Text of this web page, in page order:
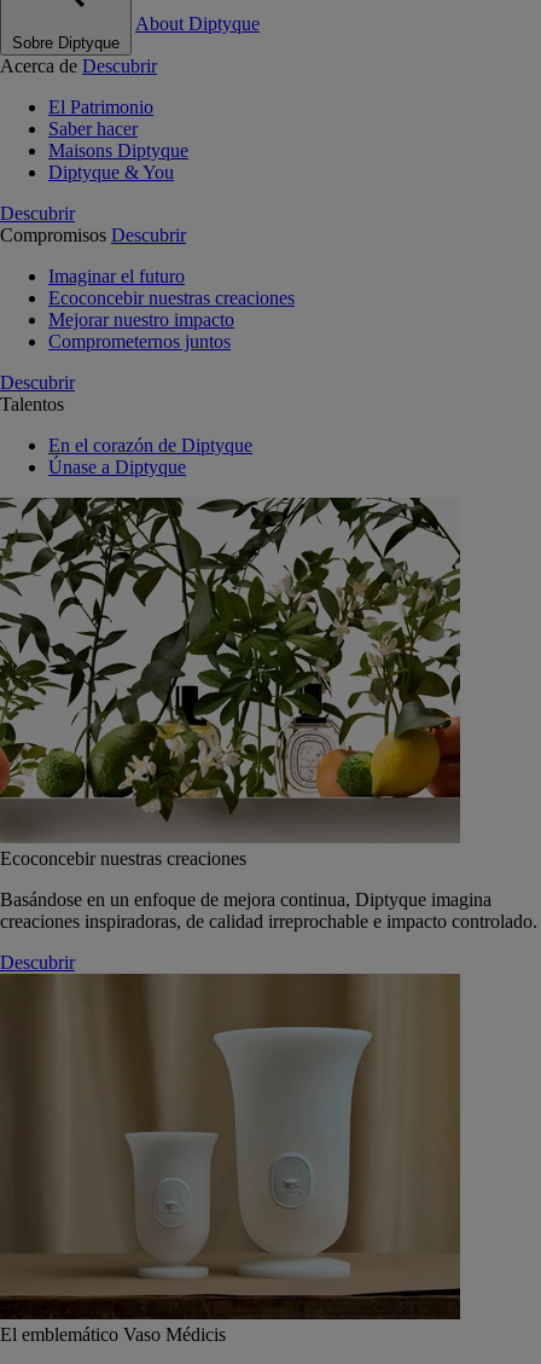
Sobre Diptyque
About Diptyque
Acerca de Descubrir
El Patrimonio
Saber hacer
Maisons Diptyque
Diptyque & You
Descubrir
Compromisos Descubrir
Imaginar el futuro
Ecoconcebir nuestras creaciones
Mejorar nuestro impacto
Comprometernos juntos
Descubrir
Talentos
En el corazón de Diptyque
Únase a Diptyque
Ecoconcebir nuestras creaciones
Basándose en un enfoque de mejora continua, Diptyque imagina
creaciones inspiradoras, de calidad irreprochable e impacto controlado.
Descubrir
El emblemático Vaso Médicis